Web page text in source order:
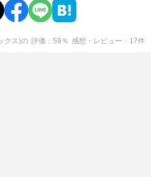
クス)の 評価 59 ％ 感想・レビュー 17件